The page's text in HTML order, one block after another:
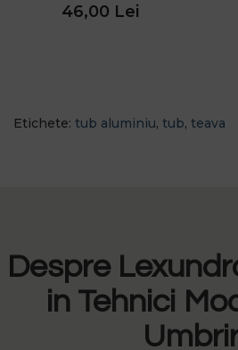
46,00 Lei
Etichete: tub aluminiu, tub, teava
Despre
in Tehnici